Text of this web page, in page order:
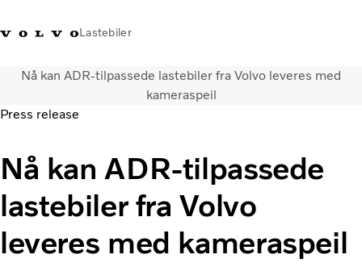
Lastebiler
+47 23 17 66 00FacebookVolvo Trucks MerchandiseLogg på Norge
Alle modeller og drivlinjer
Tjenester
Finn forhandler
Nyheter
Om oss
Kontakt oss
Nå kan ADR-tilpassede lastebiler fra Volvo leveres med
kameraspeil
Press release
Nå kan ADR-tilpassede
lastebiler fra Volvo
leveres med kameraspeil